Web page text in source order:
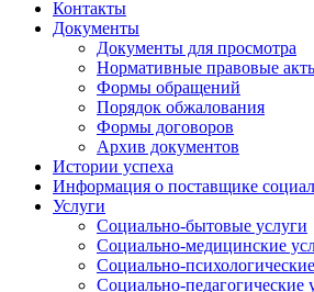
Контакты
Документы
Документы для просмотра
Нормативные правовые
Формы обращений
Порядок обжалования
Формы договоров
Архив документов
Истории успеха
Информация о поставщике
Услуги
Социально-бытовые услуги
Социально-медицинские
Социально-
Социально-педагогические